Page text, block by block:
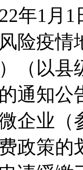
年1月
险疫
（以县
通知公
企业（
政策